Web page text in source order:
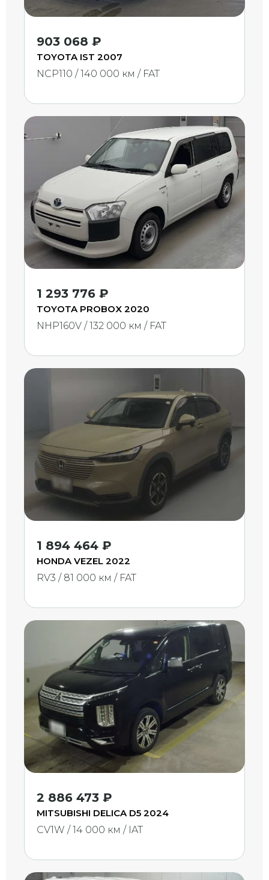
903 068 ₽
TOYOTA IST 2007
NCP110 / 140 000 км / FAT
1 293 776 ₽
TOYOTA PROBOX 2020
NHP160V / 132 000 км / FAT
1 894 464 ₽
HONDA VEZEL 2022
RV3 / 81 000 км / FAT
2 886 473 ₽
MITSUBISHI DELICA D5 2024
CV1W / 14 000 км / IAT